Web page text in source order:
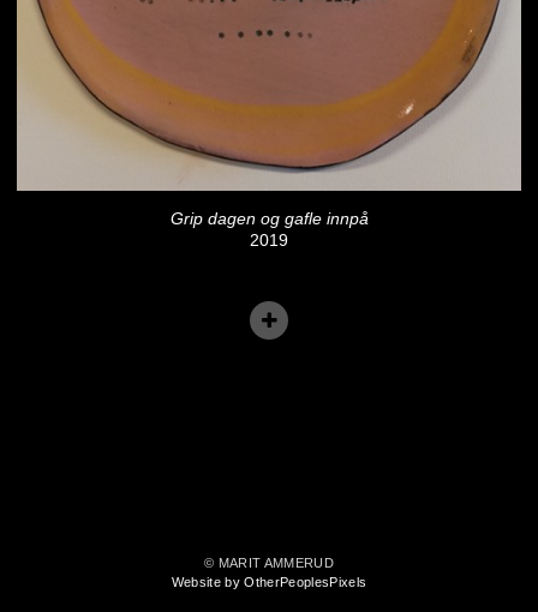
Grip dagen og gafle innpå
2019
© MARIT AMMERUD
Website by OtherPeoplesPixels